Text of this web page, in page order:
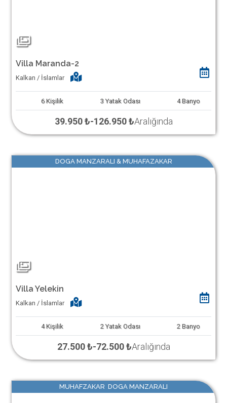
Villa Maranda-2
Kalkan / İslamlar
6 Kişilik 3 Yatak Odası 4 Banyo
39.950 ₺-126.950 ₺Aralığında
DOGA MANZARALI & MUHAFAZAKAR
Villa Yelekin
Kalkan / İslamlar
4 Kişilik 2 Yatak Odası 2 Banyo
27.500 ₺-72.500 ₺Aralığında
MUHAFZAKAR DOGA MANZARALI